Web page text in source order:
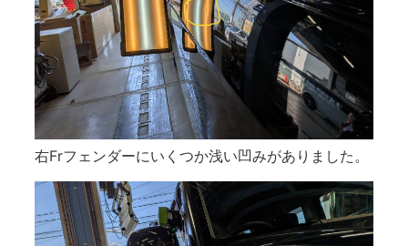
右Frフェンダーにいくつか浅い凹みがありました。